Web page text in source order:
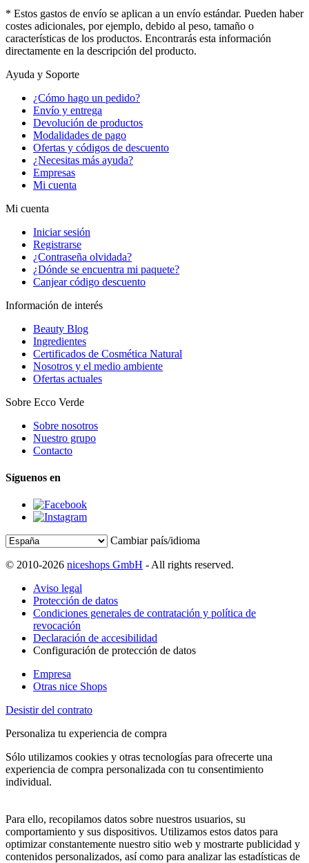
* Estos gastos de envío se aplican a un envío estándar. Pueden haber
costes adicionales, por ejemplo, debido al peso, tamaño o
características de los productos. Encontrarás esta información
directamente en la descripción del producto.
Ayuda y Soporte
¿Cómo hago un pedido?
Envío y entrega
Devolución de productos
Modalidades de pago
Ofertas y códigos de descuento
¿Necesitas más ayuda?
Empresas
Mi cuenta
Mi cuenta
Iniciar sesión
Registrarse
¿Contraseña olvidada?
¿Dónde se encuentra mi paquete?
Canjear código descuento
Información de interés
Beauty Blog
Ingredientes
Certificados de Cosmética Natural
Nosotros y el medio ambiente
Ofertas actuales
Sobre Ecco Verde
Sobre nosotros
Nuestro grupo
Contacto
Síguenos en
Cambiar país/idioma
© 2010-2026 niceshops GmbH - All rights reserved.
Aviso legal
Protección de datos
Condiciones generales de contratación y política de
revocación
Declaración de accesibilidad
Configuración de protección de datos
Empresa
Otras nice Shops
Desistir del contrato
Personaliza tu experiencia de compra
Sólo utilizamos cookies y otras tecnologías para ofrecerte una
experiencia de compra personalizada con tu consentimiento
individual.
Para ello, recopilamos datos sobre nuestros usuarios, su
comportamiento y sus dispositivos. Utilizamos estos datos para
optimizar constantemente nuestro sitio web y mostrarte publicidad y
contenidos personalizados, así como para analizar las estadísticas de